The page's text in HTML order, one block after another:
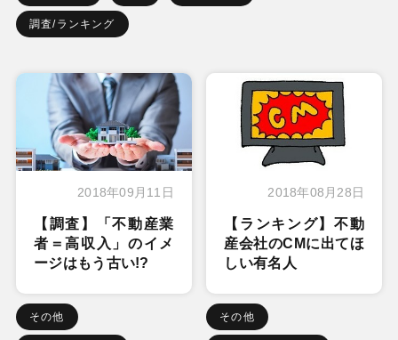
調査/ランキング
2018年09月11日
【調査】「不動産業
者＝高収入」のイメ
ージはもう古い!?
その他
2018年08月28日
【ランキング】不動
産会社のCMに出てほ
しい有名人
その他